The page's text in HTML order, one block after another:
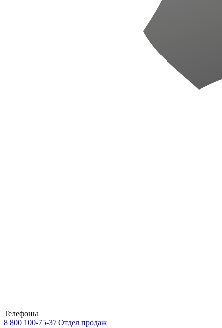
Телефоны
8 800 100-75-37 Отдел продаж